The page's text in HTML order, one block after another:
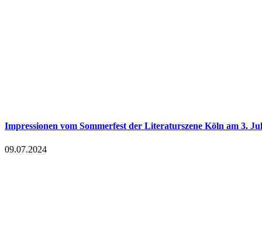
Impressionen vom Sommerfest der Literaturszene Köln am 3.
09.07.2024